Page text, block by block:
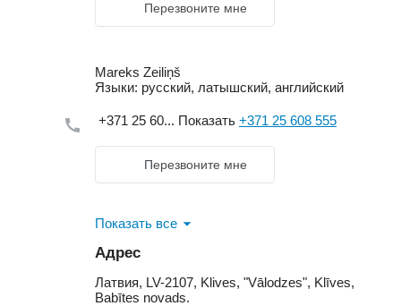
Перезвоните мне
Mareks Zeiliņš
Языки: русский, латышский, английский
+371 25 60... Показать +371 25 608 555
Перезвоните мне
Показать все
Адрес
Латвия, LV-2107, Klives, "Vālodzes", Klīves,
Babītes novads.